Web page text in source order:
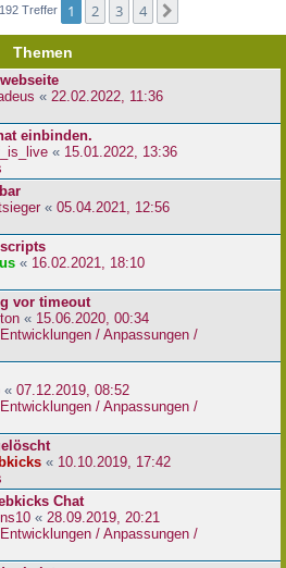
Treffer 1 2 3 4
Themen
« 22.02.2022, 11:36
einbinden.
« 15.01.2022, 13:36
« 05.04.2021, 12:56
« 16.02.2021, 18:10
vor timeout
« 15.06.2020, 00:34
/ Anpassungen /
« 07.12.2019, 08:52
/ Anpassungen /
« 10.10.2019, 17:42
Chat
« 28.09.2019, 20:21
/ Anpassungen /